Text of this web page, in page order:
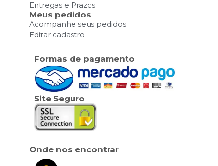
Entregas e Prazos
Meus pedidos
Acompanhe seus pedidos
Editar cadastro
Formas de pagamento
Site Seguro
Onde nos encontrar